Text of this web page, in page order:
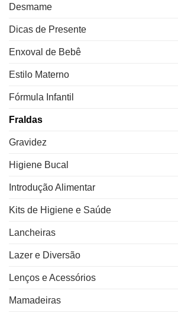
Desmame
Dicas de Presente
Enxoval de Bebê
Estilo Materno
Fórmula Infantil
Fraldas
Gravidez
Higiene Bucal
Introdução Alimentar
Kits de Higiene e Saúde
Lancheiras
Lazer e Diversão
Lenços e Acessórios
Mamadeiras